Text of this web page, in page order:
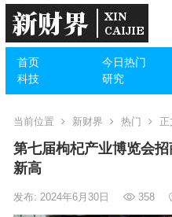
首页 今日热门
科技
研究
当前位置 新财界 热门 正
第七届枸杞产业博览会
新高
发布: 2024年6月30日 358